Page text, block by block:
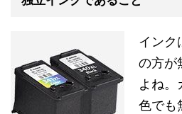
インク
の方が
よね。
色でも